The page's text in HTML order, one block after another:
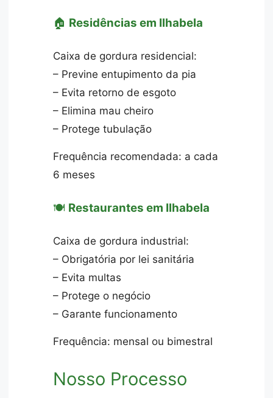
🏠 Residências em Ilhabela
Caixa de gordura residencial:
– Previne entupimento da pia
– Evita retorno de esgoto
– Elimina mau cheiro
– Protege tubulação
Frequência recomendada: a cada
6 meses
🍽️ Restaurantes em Ilhabela
Caixa de gordura industrial:
– Obrigatória por lei sanitária
– Evita multas
– Protege o negócio
– Garante funcionamento
Frequência: mensal ou bimestral
Nosso Processo